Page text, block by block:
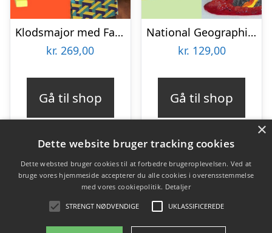
Klodsmajor med Farver
kr. 269,00
Gå til shop
National Geographic Build Your Own Volcano
kr. 129,00
Gå til shop
Varekategorier
Produkter
×
Dette website bruger tracking cookies
Dette websted bruger cookies til at forbedre brugeroplevelsen. Ved at
bruge vores hjemmeside accepterer du alle cookies i overensstemmelse
med vores cookiepolitik. Detaljer
STRENGT NØDVENDIGE UKLASSIFICEREDE